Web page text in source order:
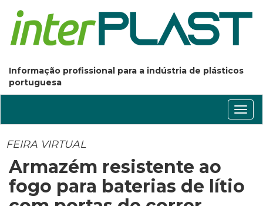
Informação profissional para a indústria de plásticos
portuguesa
FEIRA VIRTUAL
Armazém resistente ao
fogo para baterias de lítio